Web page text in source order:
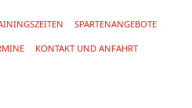
SPARTENANGEBOTE
KONTAKT UND ANFAHRT